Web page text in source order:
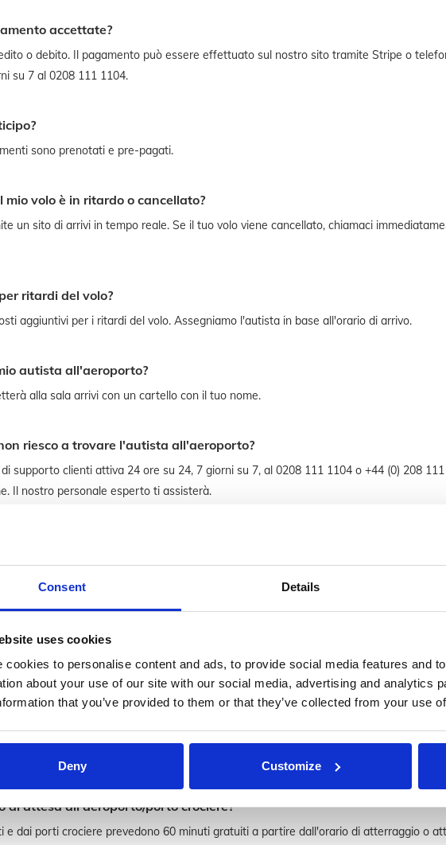
Consent Details
uses cookies
cookies to personalise content and ads, to provide social media features and
about your use of our site with our social media, advertising and analytics
that you’ve provided to them or that they’ve collected from your use
Deny Customize
accettate?
o debito. Il pagamento può essere effettuato sul nostro sito tramite Stripe o
su 7 al 0208 111 1104.
sono prenotati e pre-pagati.
mio volo è in ritardo o cancellato?
un sito di arrivi in tempo reale. Se il tuo volo viene cancellato, chiamaci
ritardi del volo?
aggiuntivi per i ritardi del volo. Assegniamo l'autista in base all'orario di arrivo.
autista all'aeroporto?
alla sala arrivi con un cartello con il tuo nome.
riesco a trovare l'autista all'aeroporto?
supporto clienti attiva 24 ore su 24, 7 giorni su 7, al 0208 111 1104 o +44 (0) 208
Il nostro personale esperto ti assisterà.
di attesa all'aeroporto/porto crociere?
e dai porti crociere prevedono 60 minuti gratuiti a partire dall'orario di atterraggio o
il parcheggio (minimo £10,00).
anticipata?
mia prenotazione?
prenotazione accedendo al tuo profilo. Oppure puoi fare una modifica chiamando il
di attesa all'aeroporto/porto crociere?
e dai porti crociere prevedono 60 minuti gratuiti a partire dall'orario di atterraggio o